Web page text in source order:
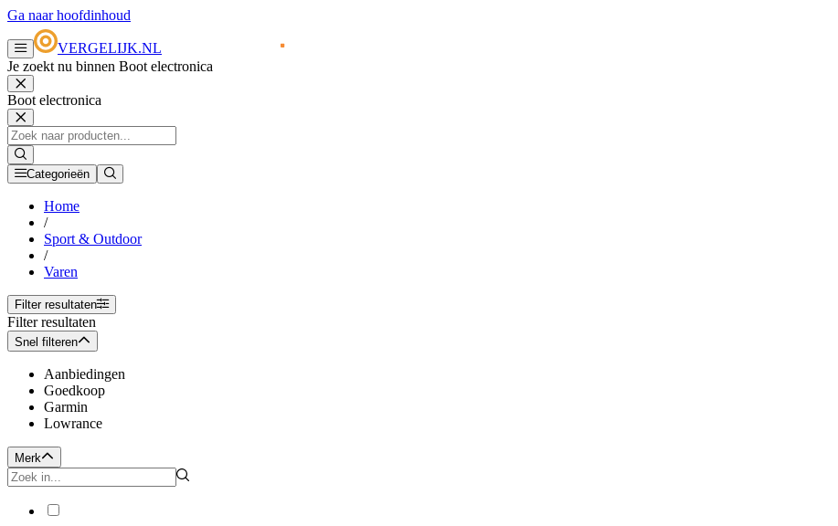
Ga naar hoofdinhoud
VERGELIJK.NL
Je zoekt nu binnen Boot electronica
Boot electronica
Categorieën
Home
/
Sport & Outdoor
/
Varen
Filter resultaten
Filter resultaten
Snel filteren
Aanbiedingen
Goedkoop
Garmin
Lowrance
Merk